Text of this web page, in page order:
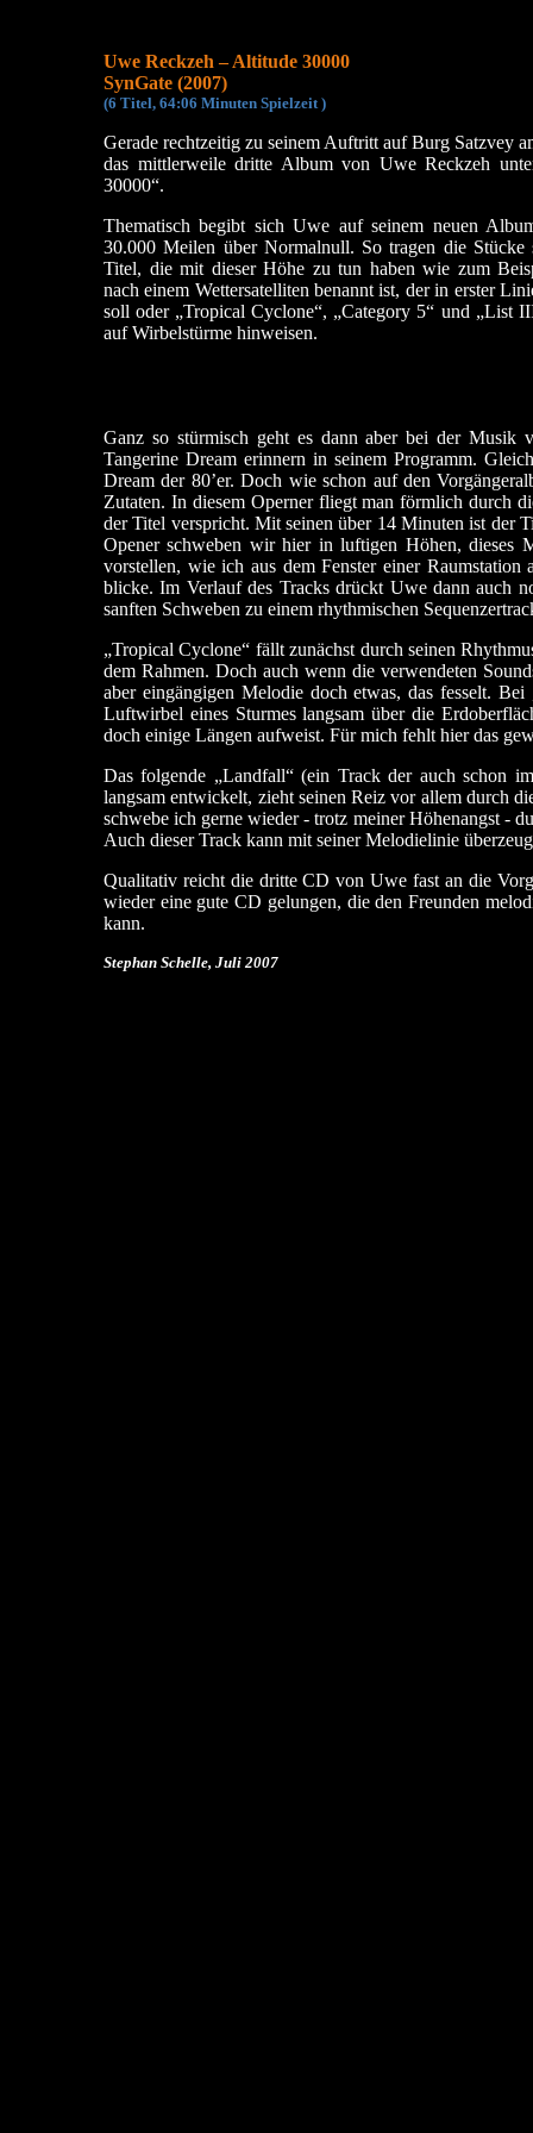
Uwe Reckzeh – Altitude 30000
SynGate (2007)
(6 Titel, 64:06 Minuten Spielzeit )
Gerade rechtzeitig zu seinem Auftritt auf Burg Satzvey
das mittlerweile dritte Album von Uwe Reckzeh
30000“.
Thematisch begibt sich Uwe auf seinem neuen
30.000 Meilen über Normalnull. So tragen die Stücke
Titel, die mit dieser Höhe zu tun haben wie zum
nach einem Wettersatelliten benannt ist, der in erster
soll oder „Tropical Cyclone“, „Category 5“ und „List
auf Wirbelstürme hinweisen.
Ganz so stürmisch geht es dann aber bei der
Tangerine Dream erinnern in seinem Programm.
Dream der 80’er. Doch wie schon auf den
Zutaten. In diesem Operner fliegt man förmlich durch
der Titel verspricht. Mit seinen über 14 Minuten ist der
Opener schweben wir hier in luftigen Höhen, dieses
vorstellen, wie ich aus dem Fenster einer Raumstation
blicke. Im Verlauf des Tracks drückt Uwe dann auch
sanften Schweben zu einem rhythmischen
„Tropical Cyclone“ fällt zunächst durch seinen
dem Rahmen. Doch auch wenn die verwendeten
aber eingängigen Melodie doch etwas, das fesselt.
Luftwirbel eines Sturmes langsam über die
doch einige Längen aufweist. Für mich fehlt hier das
Das folgende „Landfall“ (ein Track der auch schon
langsam entwickelt, zieht seinen Reiz vor allem durch
schwebe ich gerne wieder - trotz meiner Höhenangst -
Auch dieser Track kann mit seiner Melodielinie
Qualitativ reicht die dritte CD von Uwe fast an die
wieder eine gute CD gelungen, die den Freunden
kann.
Stephan Schelle, Juli 2007